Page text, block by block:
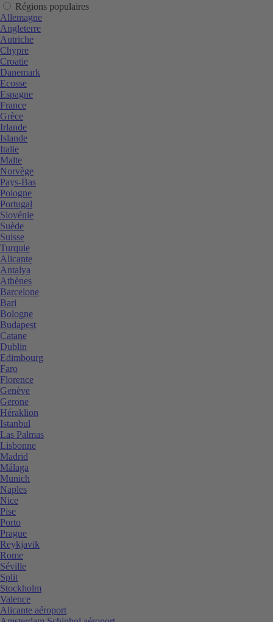
Régions populaires
Allemagne
Angleterre
Autriche
Chypre
Croatie
Danemark
Ecosse
Espagne
France
Grèce
Irlande
Islande
Italie
Malte
Norvège
Pays-Bas
Pologne
Portugal
Slovénie
Suède
Suisse
Turquie
Alicante
Antalya
Athènes
Barcelone
Bari
Bologne
Budapest
Catane
Dublin
Edimbourg
Faro
Florence
Genève
Gerone
Héraklion
Istanbul
Las Palmas
Lisbonne
Madrid
Málaga
Munich
Naples
Nice
Pise
Porto
Prague
Reykjavik
Rome
Séville
Split
Stockholm
Valence
Alicante aéroport